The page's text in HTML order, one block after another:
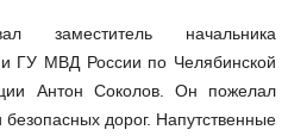
заместитель начальника
ГУ МВД России по Челябинской
Антон Соколов. Он пожелал
дорог. Напутственные